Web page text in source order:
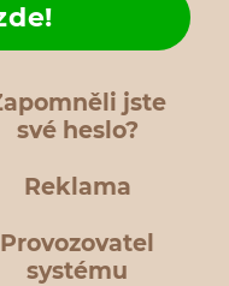
jste
své heslo?
Reklama
Provozovatel
systému